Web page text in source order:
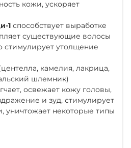
кожи, ускоряет
1 способствует выработке
существующие волосы
стимулирует утолщение
камелия, лакрица,
шлемник)
освежает кожу головы,
и зуд, стимулирует
уничтожает некоторые типы